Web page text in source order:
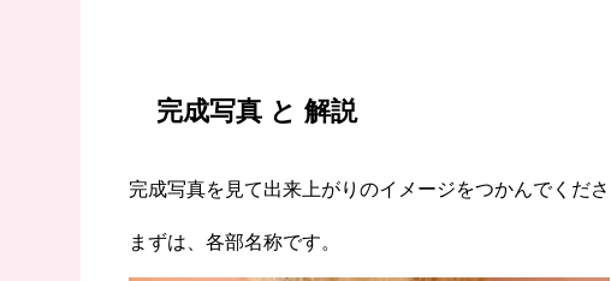
完成写真 と 解説
完成写真を見て出来上がりのイメージをつかんでくだ
まずは、各部名称です。